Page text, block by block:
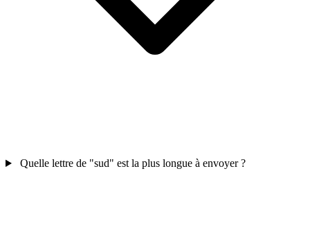
Quelle lettre de "sud" est la plus longue à envoyer ?